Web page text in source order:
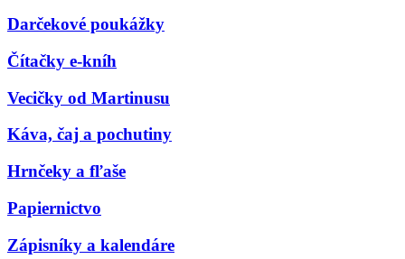
Darčekové poukážky
Čítačky e-kníh
Vecičky od Martinusu
Káva, čaj a pochutiny
Hrnčeky a fľaše
Papiernictvo
Zápisníky a kalendáre